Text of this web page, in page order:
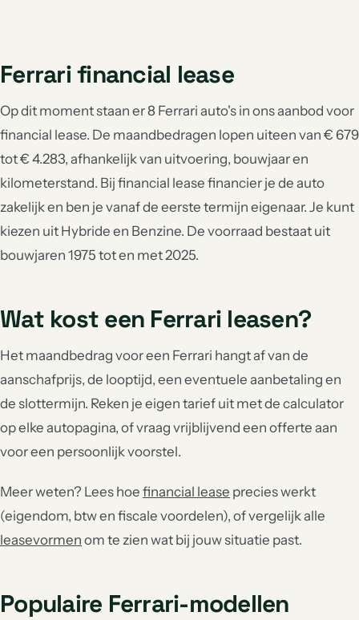
Ferrari financial lease
Op dit moment staan er 8 Ferrari auto's in ons aanbod voor
financial lease. De maandbedragen lopen uiteen van € 679
tot € 4.283, afhankelijk van uitvoering, bouwjaar en
kilometerstand. Bij financial lease financier je de auto
zakelijk en ben je vanaf de eerste termijn eigenaar. Je kunt
kiezen uit Hybride en Benzine. De voorraad bestaat uit
bouwjaren 1975 tot en met 2025.
Wat kost een Ferrari leasen?
Het maandbedrag voor een Ferrari hangt af van de
aanschafprijs, de looptijd, een eventuele aanbetaling en
de slottermijn. Reken je eigen tarief uit met de calculator
op elke autopagina, of vraag vrijblijvend een offerte aan
voor een persoonlijk voorstel.
Meer weten? Lees hoe financial lease precies werkt
(eigendom, btw en fiscale voordelen), of vergelijk alle
leasevormen om te zien wat bij jouw situatie past.
Populaire Ferrari-modellen